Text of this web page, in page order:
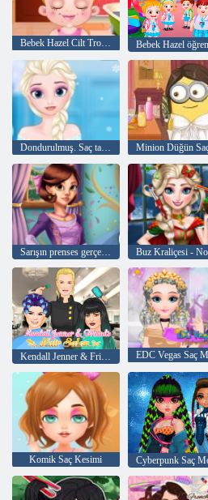
Bebek Hazel Cilt Trouble
Dondurulmuş. Saç tasarım
Sarışın prenses gerçek makyaj
Komik Saç Kesimi